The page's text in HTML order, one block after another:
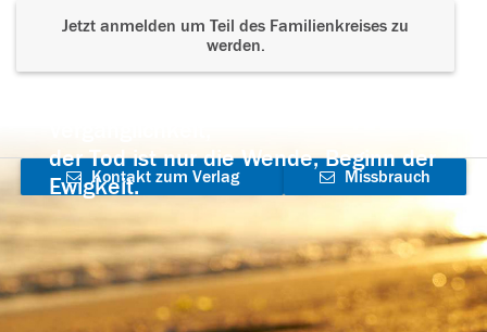
Jetzt anmelden um Teil des Familienkreises zu
werden.
der Tod ist nur die Wende, Beginn der
Ewigkeit.
Kontakt zum Verlag
aufnehmen
Missbrauch